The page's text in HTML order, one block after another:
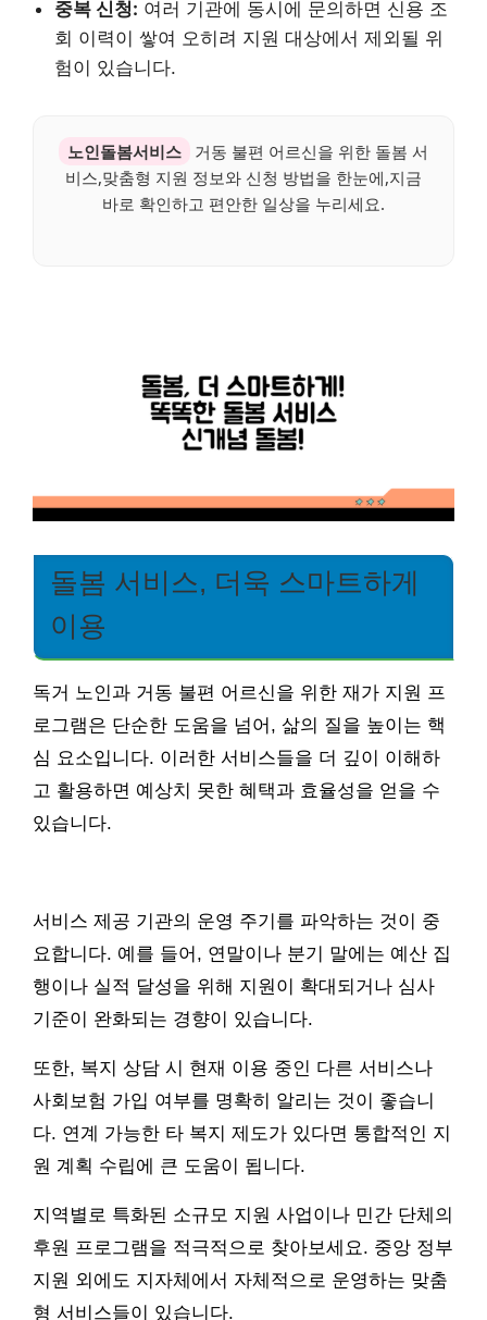
중복 신청: 여러 기관에 동시에 문의하면 신용 조
회 이력이 쌓여 오히려 지원 대상에서 제외될 위
험이 있습니다.
노인돌봄서비스
거동 불편 어르신을 위한 돌봄 서
비스,맞춤형 지원 정보와 신청 방법을 한눈에,지금
바로 확인하고 편안한 일상을 누리세요.
돌봄 서비스, 더욱 스마트하게
이용
독거 노인과 거동 불편 어르신을 위한 재가 지원 프
로그램은 단순한 도움을 넘어, 삶의 질을 높이는 핵
심 요소입니다. 이러한 서비스들을 더 깊이 이해하
고 활용하면 예상치 못한 혜택과 효율성을 얻을 수
있습니다.
서비스 제공 기관의 운영 주기를 파악하는 것이 중
요합니다. 예를 들어, 연말이나 분기 말에는 예산 집
행이나 실적 달성을 위해 지원이 확대되거나 심사
기준이 완화되는 경향이 있습니다.
또한, 복지 상담 시 현재 이용 중인 다른 서비스나
사회보험 가입 여부를 명확히 알리는 것이 좋습니
다. 연계 가능한 타 복지 제도가 있다면 통합적인 지
원 계획 수립에 큰 도움이 됩니다.
지역별로 특화된 소규모 지원 사업이나 민간 단체의
후원 프로그램을 적극적으로 찾아보세요. 중앙 정부
지원 외에도 지자체에서 자체적으로 운영하는 맞춤
형 서비스들이 있습니다.